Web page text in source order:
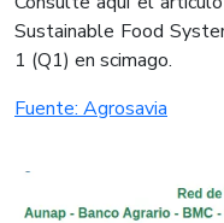
Sustainable Food
1 (Q1) en scimago.​
Fuente: Agrosavia​